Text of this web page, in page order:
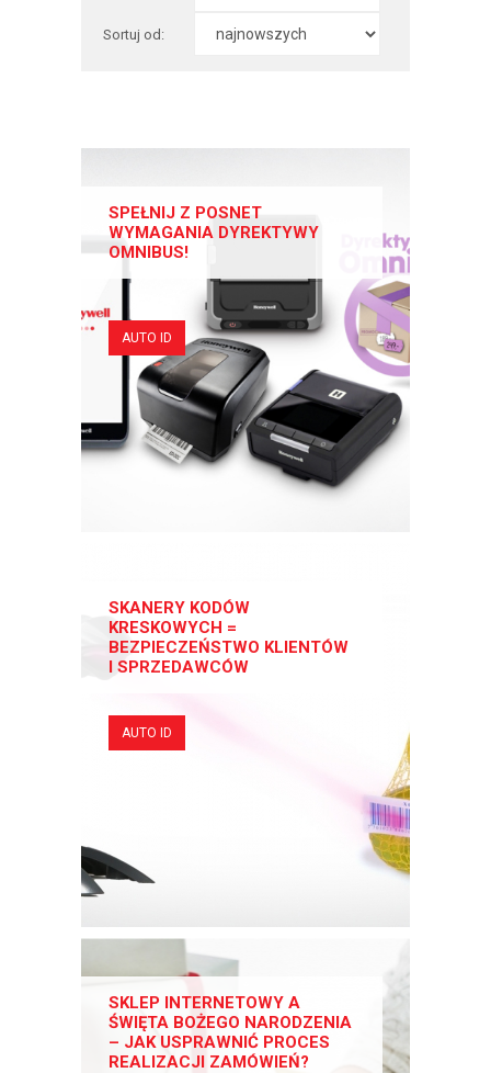
Sortuj od:
SPEŁNIJ Z POSNET
WYMAGANIA DYREKTYWY
OMNIBUS!
AUTO ID
SKANERY KODÓW
KRESKOWYCH =
BEZPIECZEŃSTWO KLIENTÓW
I SPRZEDAWCÓW
AUTO ID
SKLEP INTERNETOWY A
ŚWIĘTA BOŻEGO NARODZENIA
– JAK USPRAWNIĆ PROCES
REALIZACJI ZAMÓWIEŃ?